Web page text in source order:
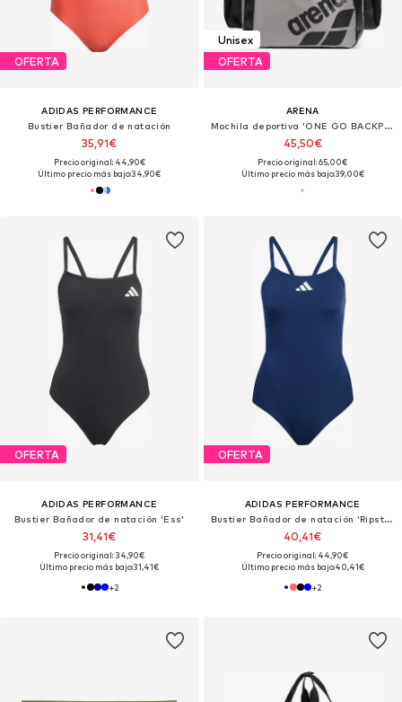
OFERTA
ADIDAS PERFORMANCE
Bustier Bañador de natación
35,91€
Precio original: 44,90€
Último precio más bajo:34,90€
Unisex
OFERTA
ARENA
Mochila deportiva 'ONE GO BACKPACK 35L'
45,50€
Precio original: 65,00€
Último precio más bajo:39,00€
OFERTA
ADIDAS PERFORMANCE
Bustier Bañador de natación 'Ess'
31,41€
Precio original: 34,90€
Último precio más bajo:31,41€
+2
OFERTA
ADIDAS PERFORMANCE
Bustier Bañador de natación 'Ripstream Team'
40,41€
Precio original: 44,90€
Último precio más bajo:40,41€
+2